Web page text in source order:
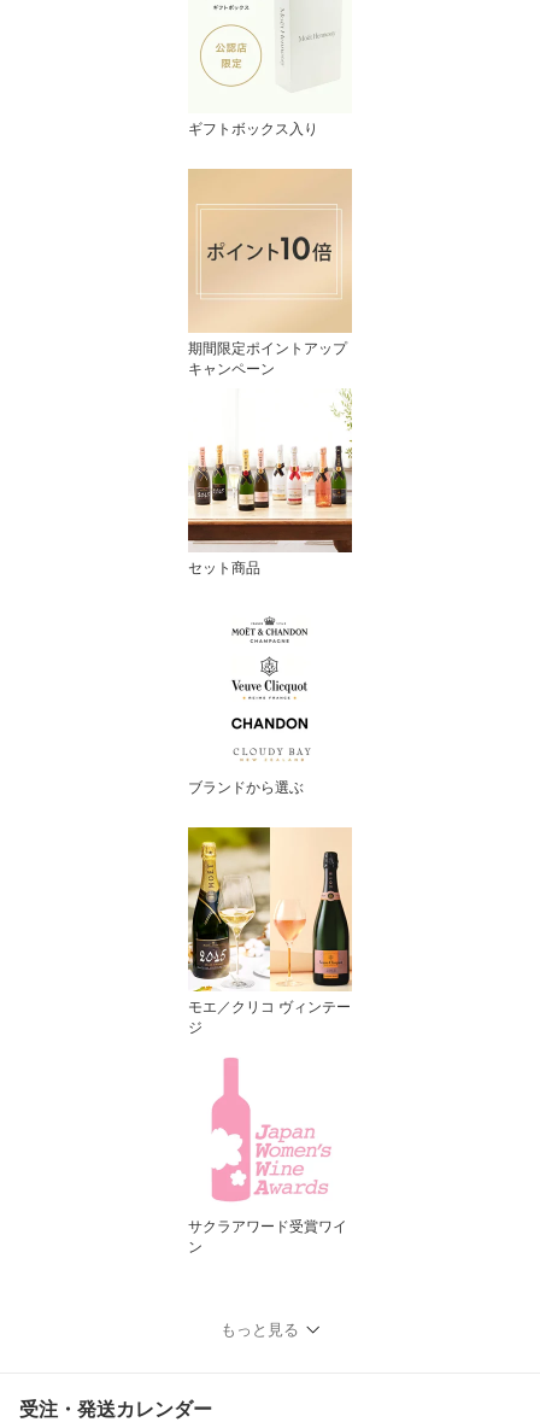
ギフトボックス入り
期間限定ポイントアップ
キャンペーン
セット商品
ブランドから選ぶ
モエ／クリコ ヴィンテー
ジ
サクラアワード受賞ワイ
ン
もっと見る
受注・発送カレンダー